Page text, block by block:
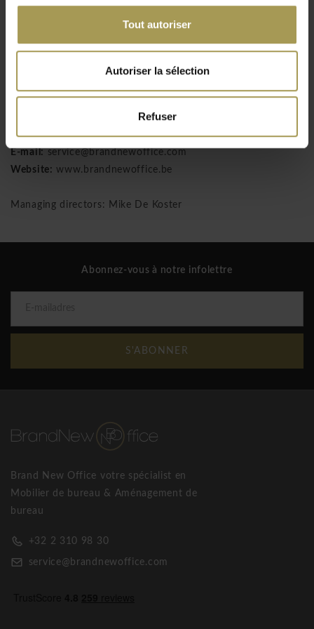
Tout autoriser
Autoriser la sélection
Refuser
Brand New Office SPRL
Twee Kapellenstraat 10
TVA: BE 0550 709 382
Tél:+0032 2 310 98 30
E-mail: service@brandnewoffice.com
Website: www.brandnewoffice.be
Managing directors: Mike De Koster
Abonnez-vous à notre infolettre
S'ABONNER
Brand New Office votre spécialist en
Mobilier de bureau & Aménagement de
bureau
+32 2 310 98 30
service@brandnewoffice.com